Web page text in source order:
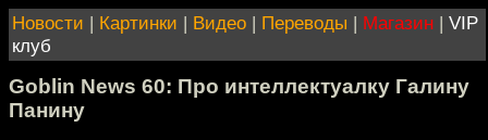
Новости | Картинки | Видео | Переводы | Магазин | VIP
клуб
Goblin News 60: Про интеллектуалку Галину
Панину